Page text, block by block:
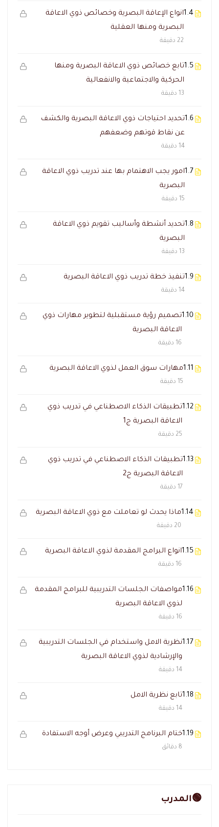
1.4انواع الإعاقة البصرية وخصائص ذوي الاعاقة
البصرية ومنها العقلية
22 دقيقة
1.5تابع خصائص ذوي الاعاقة البصرية ومنها
الحركية والاجتماعية والانفعالية
13 دقيقة
1.6تحديد احتياجات ذوي الاعاقة البصرية والكشف
عن نقاط قوتهم وضعفهم
14 دقيقة
1.7امور يجب الاهتمام بها عند تدريب ذوي الاعاقة
البصرية
15 دقيقة
1.8تحديد أنشطة وأساليب تقويم ذوي الاعاقة
البصرية
13 دقيقة
1.9تنفيذ خطة تدريب ذوي الاعاقة البصرية
14 دقيقة
1.10تصميم رؤية مستقبلية لتطوير مهارات ذوي
الاعاقة البصرية
16 دقيقة
1.11مهارات سوق العمل لذوي الاعاقة البصرية
15 دقيقة
1.12تطبيقات الذكاء الاصطناعي في تدريب ذوي
الاعاقة البصرية ج1
25 دقيقة
1.13تطبيقات الذكاء الاصطناعي في تدريب ذوي
الاعاقة البصرية ج2
17 دقيقة
1.14ماذا يحدث لو تعاملت مع ذوي الاعاقة البصرية
20 دقيقة
1.15انواع البرامج المقدمة لذوي الاعاقة البصرية
16 دقيقة
1.16مواصفات الجلسات التدريبية للبرامج المقدمة
لذوي الاعاقة البصرية
16 دقيقة
1.17نظرية الامل واستخدام في الجلسات التدريبية
والإرشادية لذوي الاعاقة البصرية
14 دقيقة
1.18تابع نظرية الامل
14 دقيقة
1.19ختام البرنامج التدريبي وعرض أوجه الاستفادة
8 دقائق
🟢المدرب